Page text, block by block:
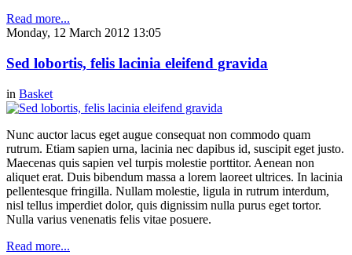
Read more...
Monday, 12 March 2012 13:05
Sed lobortis, felis lacinia eleifend gravida
in Basket
Nunc auctor lacus eget augue consequat non commodo quam
rutrum. Etiam sapien urna, lacinia nec dapibus id, suscipit eget justo.
Maecenas quis sapien vel turpis molestie porttitor. Aenean non
aliquet erat. Duis bibendum massa a lorem laoreet ultrices. In lacinia
pellentesque fringilla. Nullam molestie, ligula in rutrum interdum,
nisl tellus imperdiet dolor, quis dignissim nulla purus eget tortor.
Nulla varius venenatis felis vitae posuere.
Read more...